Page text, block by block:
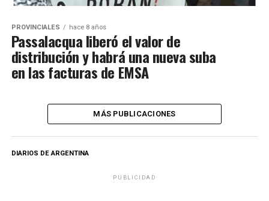
PROVINCIALES hace 8 años
Passalacqua liberó el valor de
distribución y habrá una nueva suba
en las facturas de EMSA
MÁS PUBLICACIONES
DIARIOS DE ARGENTINA
PUBLICIDAD